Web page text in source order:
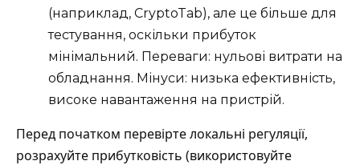
(наприклад, CryptoTab), але це більше для
тестування, оскільки прибуток
мінімальний. Переваги: нульові витрати на
обладнання. Мінуси: низька ефективність,
високе навантаження на пристрій.
Перед початком перевірте локальні регуляції,
розрахуйте прибутковість (використовуйте